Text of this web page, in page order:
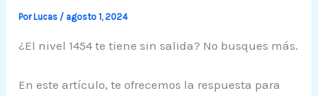
PorLucas / agosto 1, 2024
¿El nivel 1454 te tiene sin salida? No busques más.
En este artículo, te ofrecemos la respuesta para